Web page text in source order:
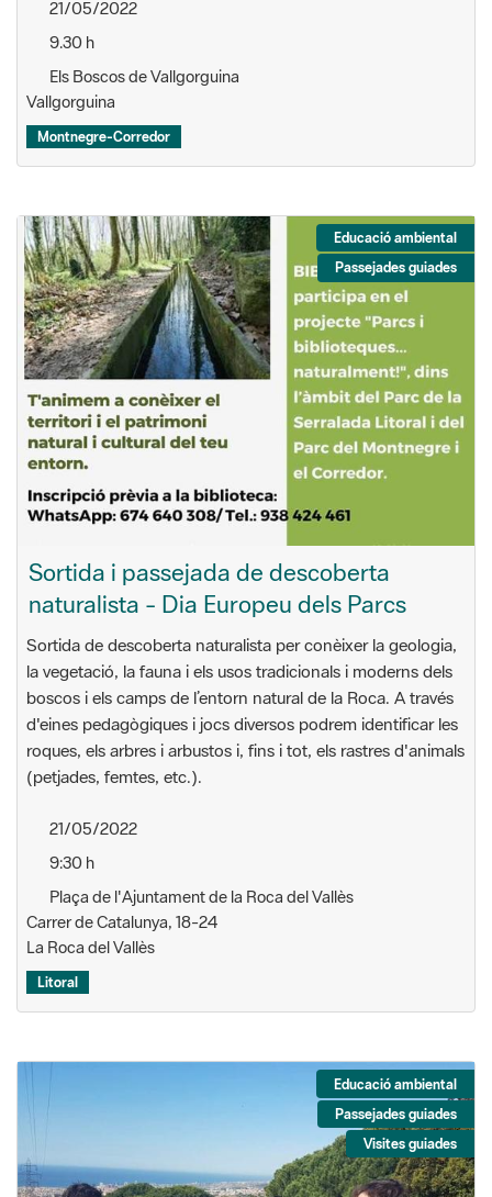
21/05/2022
9.30 h
Els Boscos de Vallgorguina
Vallgorguina
Montnegre-Corredor
Educació ambiental
Passejades guiades
Sortida i passejada de descoberta
naturalista - Dia Europeu dels Parcs
Sortida de descoberta naturalista per conèixer la geologia,
la vegetació, la fauna i els usos tradicionals i moderns dels
boscos i els camps de l’entorn natural de la Roca. A través
d'eines pedagògiques i jocs diversos podrem identificar les
roques, els arbres i arbustos i, fins i tot, els rastres d'animals
(petjades, femtes, etc.).
21/05/2022
9:30 h
Plaça de l'Ajuntament de la Roca del Vallès
Carrer de Catalunya, 18-24
La Roca del Vallès
Litoral
Educació ambiental
Passejades guiades
Visites guiades